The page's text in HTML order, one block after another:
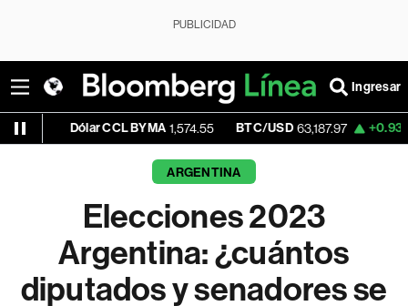
PUBLICIDAD
Ingresar
Dólar CCL BYMA 1,574.55 BTC/USD 63,187.97 +0.93% ETH/
ARGENTINA
Elecciones 2023
Argentina: ¿cuántos
diputados y senadores se